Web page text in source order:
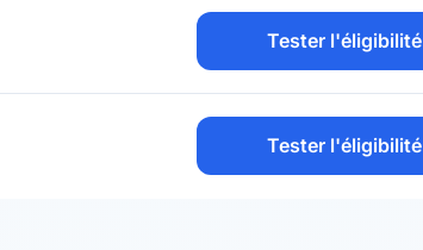
Tester l'éligibilité
Tester l'éligibilité